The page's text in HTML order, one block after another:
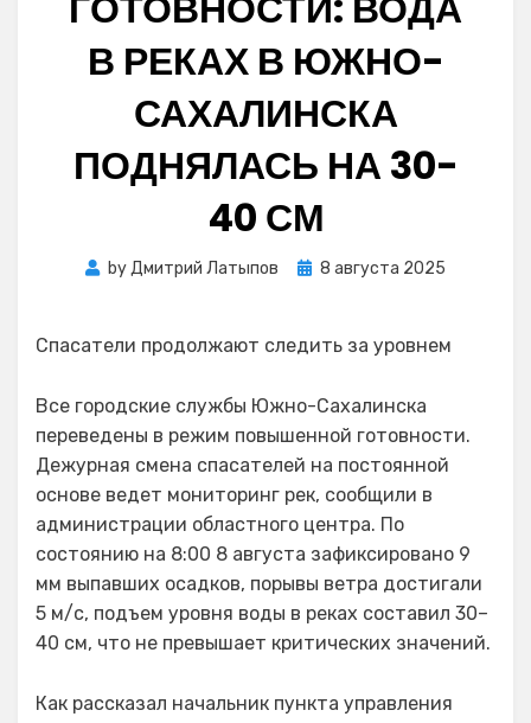
В РЕКАХ В ЮЖНО-
САХАЛИНСКА
ПОДНЯЛАСЬ НА 30-
40 СМ
byДмитрий Латыпов
Posted
8 августа 2025
Спасатели продолжают следить за уровнем
Все городские службы Южно-Сахалинска
переведены в режим повышенной готовности.
Дежурная смена спасателей на постоянной
основе ведет мониторинг рек, сообщили в
администрации областного центра. По
состоянию на 8:00 8 августа зафиксировано 9
мм выпавших осадков, порывы ветра достигали
5 м/с, подъем уровня воды в реках составил 30–
40 см, что не превышает критических значений.
Как рассказал начальник пункта управления